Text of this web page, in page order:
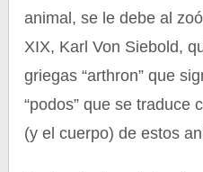
animal, se le debe al
XIX, Karl Von Siebold,
griegas “arthron” que
“podos” que se traduce
(y el cuerpo) de estos